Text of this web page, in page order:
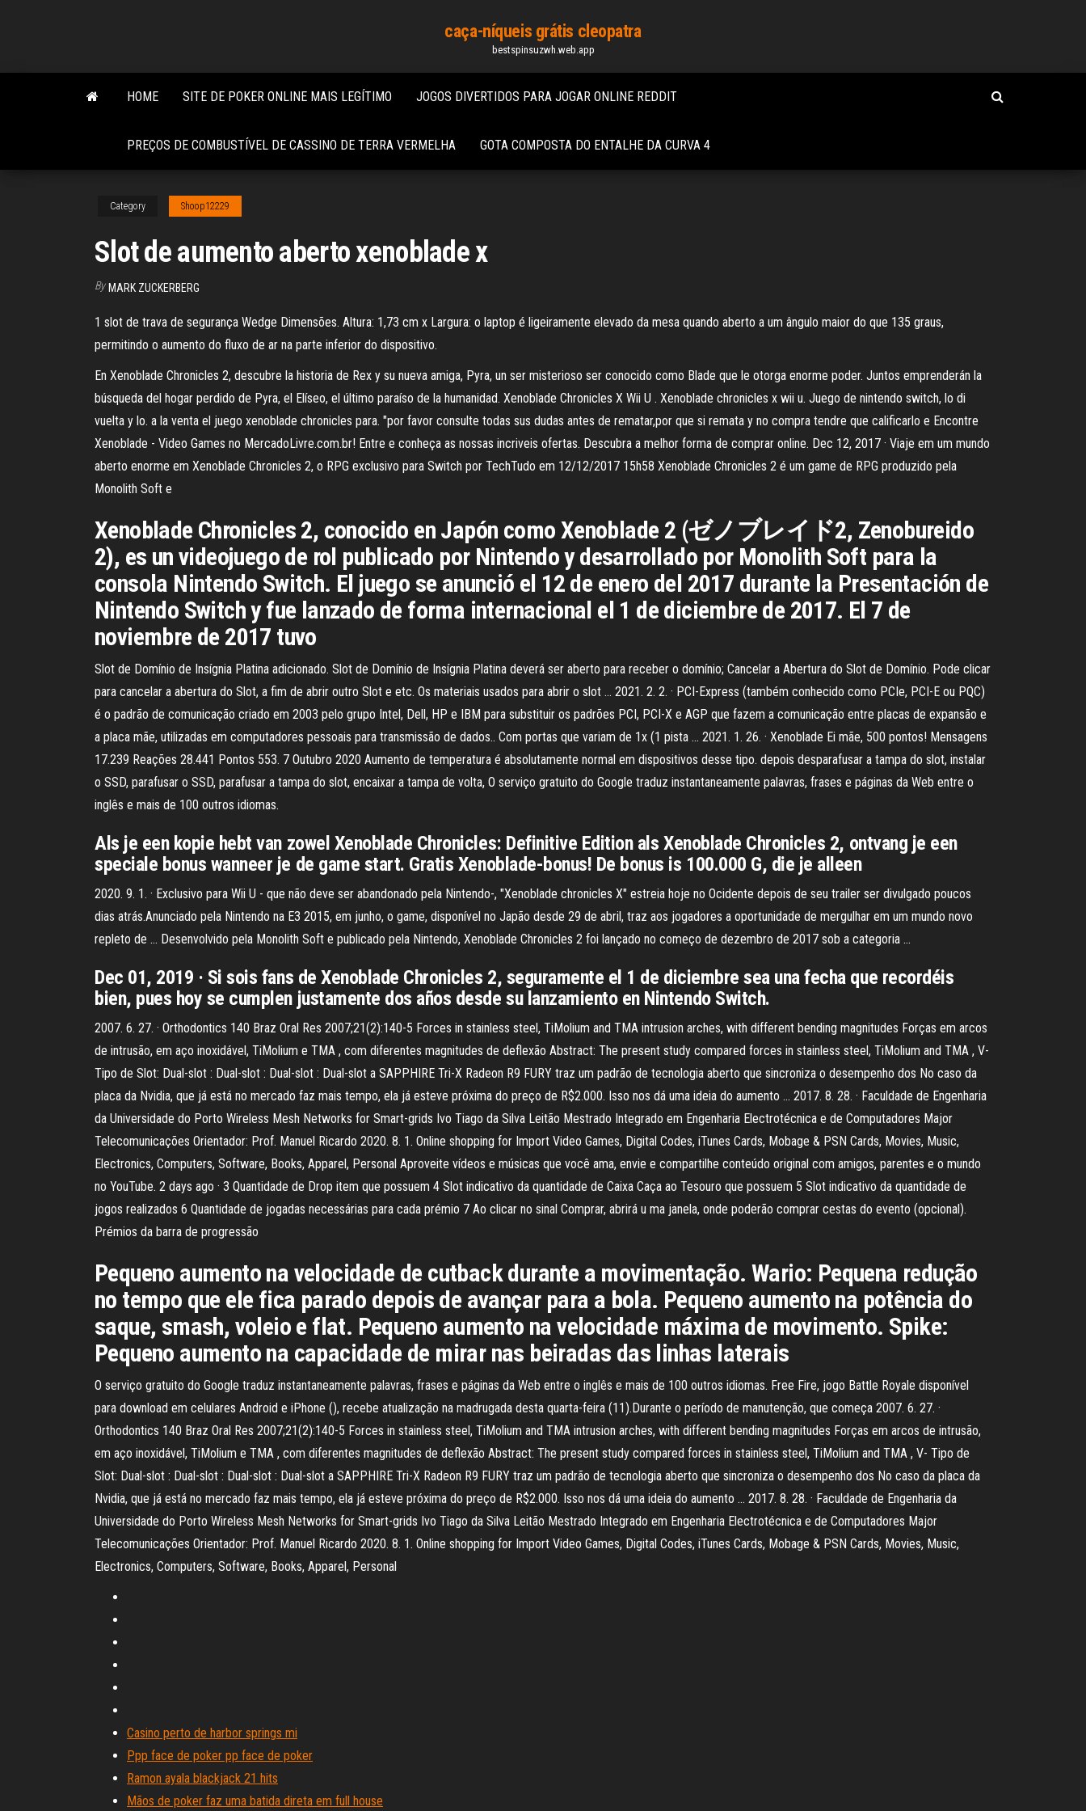
content
caça-níqueis grátis cleopatra
bestspinsuzwh.web.app
HOME SITE DE POKER ONLINE MAIS LEGÍTIMO JOGOS DIVERTIDOS PARA JOGAR ONLINE REDDIT
PREÇOS DE COMBUSTÍVEL DE CASSINO DE TERRA VERMELHA GOTA COMPOSTA DO ENTALHE DA CURVA 4
Category Shoop12229
Slot de aumento aberto xenoblade x
By MARK ZUCKERBERG
1 slot de trava de segurança Wedge Dimensões. Altura: 1,73 cm x Largura: o laptop é ligeiramente elevado da mesa quando aberto a um ângulo maior do que 135 graus,
permitindo o aumento do fluxo de ar na parte inferior do dispositivo.
En Xenoblade Chronicles 2, descubre la historia de Rex y su nueva amiga, Pyra, un ser misterioso ser conocido como Blade que le otorga enorme poder. Juntos emprenderán la
búsqueda del hogar perdido de Pyra, el Elíseo, el último paraíso de la humanidad. Xenoblade Chronicles X Wii U . Xenoblade chronicles x wii u. Juego de nintendo switch, lo di
vuelta y lo. a la venta el juego xenoblade chronicles para. "por favor consulte todas sus dudas antes de rematar,por que si remata y no compra tendre que calificarlo e Encontre
Xenoblade - Video Games no MercadoLivre.com.br! Entre e conheça as nossas incriveis ofertas. Descubra a melhor forma de comprar online. Dec 12, 2017 · Viaje em um mundo
aberto enorme em Xenoblade Chronicles 2, o RPG exclusivo para Switch por TechTudo em 12/12/2017 15h58 Xenoblade Chronicles 2 é um game de RPG produzido pela
Monolith Soft e
Xenoblade Chronicles 2, conocido en Japón como Xenoblade 2 (ゼノブレイド2, Zenobureido
2), es un videojuego de rol publicado por Nintendo y desarrollado por Monolith Soft para la
consola Nintendo Switch. El juego se anunció el 12 de enero del 2017 durante la Presentación de
Nintendo Switch y fue lanzado de forma internacional el 1 de diciembre de 2017. El 7 de
noviembre de 2017 tuvo
Slot de Domínio de Insígnia Platina adicionado. Slot de Domínio de Insígnia Platina deverá ser aberto para receber o domínio; Cancelar a Abertura do Slot de Domínio. Pode clicar
para cancelar a abertura do Slot, a fim de abrir outro Slot e etc. Os materiais usados para abrir o slot … 2021. 2. 2. · PCI-Express (também conhecido como PCIe, PCI-E ou PQC)
é o padrão de comunicação criado em 2003 pelo grupo Intel, Dell, HP e IBM para substituir os padrões PCI, PCI-X e AGP que fazem a comunicação entre placas de expansão e
a placa mãe, utilizadas em computadores pessoais para transmissão de dados.. Com portas que variam de 1x (1 pista … 2021. 1. 26. · Xenoblade Ei mãe, 500 pontos! Mensagens
17.239 Reações 28.441 Pontos 553. 7 Outubro 2020 Aumento de temperatura é absolutamente normal em dispositivos desse tipo. depois desparafusar a tampa do slot, instalar
o SSD, parafusar o SSD, parafusar a tampa do slot, encaixar a tampa de volta, O serviço gratuito do Google traduz instantaneamente palavras, frases e páginas da Web entre o
inglês e mais de 100 outros idiomas.
Als je een kopie hebt van zowel Xenoblade Chronicles: Definitive Edition als Xenoblade Chronicles 2, ontvang je een
speciale bonus wanneer je de game start. Gratis Xenoblade-bonus! De bonus is 100.000 G, die je alleen
2020. 9. 1. · Exclusivo para Wii U - que não deve ser abandonado pela Nintendo-, "Xenoblade chronicles X" estreia hoje no Ocidente depois de seu trailer ser divulgado poucos
dias atrás.Anunciado pela Nintendo na E3 2015, em junho, o game, disponível no Japão desde 29 de abril, traz aos jogadores a oportunidade de mergulhar em um mundo novo
repleto de … Desenvolvido pela Monolith Soft e publicado pela Nintendo, Xenoblade Chronicles 2 foi lançado no começo de dezembro de 2017 sob a categoria …
Dec 01, 2019 · Si sois fans de Xenoblade Chronicles 2, seguramente el 1 de diciembre sea una fecha que recordéis
bien, pues hoy se cumplen justamente dos años desde su lanzamiento en Nintendo Switch.
2007. 6. 27. · Orthodontics 140 Braz Oral Res 2007;21(2):140-5 Forces in stainless steel, TiMolium and TMA intrusion arches, with different bending magnitudes Forças em arcos
de intrusão, em aço inoxidável, TiMolium e TMA , com diferentes magnitudes de deflexão Abstract: The present study compared forces in stainless steel, TiMolium and TMA , V-
Tipo de Slot: Dual-slot : Dual-slot : Dual-slot : Dual-slot a SAPPHIRE Tri-X Radeon R9 FURY traz um padrão de tecnologia aberto que sincroniza o desempenho dos No caso da
placa da Nvidia, que já está no mercado faz mais tempo, ela já esteve próxima do preço de R$2.000. Isso nos dá uma ideia do aumento … 2017. 8. 28. · Faculdade de Engenharia
da Universidade do Porto Wireless Mesh Networks for Smart-grids Ivo Tiago da Silva Leitão Mestrado Integrado em Engenharia Electrotécnica e de Computadores Major
Telecomunicações Orientador: Prof. Manuel Ricardo 2020. 8. 1. Online shopping for Import Video Games, Digital Codes, iTunes Cards, Mobage & PSN Cards, Movies, Music,
Electronics, Computers, Software, Books, Apparel, Personal Aproveite vídeos e músicas que você ama, envie e compartilhe conteúdo original com amigos, parentes e o mundo
no YouTube. 2 days ago · 3 Quantidade de Drop item que possuem 4 Slot indicativo da quantidade de Caixa Caça ao Tesouro que possuem 5 Slot indicativo da quantidade de
jogos realizados 6 Quantidade de jogadas necessárias para cada prémio 7 Ao clicar no sinal Comprar, abrirá u ma janela, onde poderão comprar cestas do evento (opcional).
Prémios da barra de progressão
Pequeno aumento na velocidade de cutback durante a movimentação. Wario: Pequena redução
no tempo que ele fica parado depois de avançar para a bola. Pequeno aumento na potência do
saque, smash, voleio e flat. Pequeno aumento na velocidade máxima de movimento. Spike:
Pequeno aumento na capacidade de mirar nas beiradas das linhas laterais
O serviço gratuito do Google traduz instantaneamente palavras, frases e páginas da Web entre o inglês e mais de 100 outros idiomas. Free Fire, jogo Battle Royale disponível
para download em celulares Android e iPhone (), recebe atualização na madrugada desta quarta-feira (11).Durante o período de manutenção, que começa 2007. 6. 27. ·
Orthodontics 140 Braz Oral Res 2007;21(2):140-5 Forces in stainless steel, TiMolium and TMA intrusion arches, with different bending magnitudes Forças em arcos de intrusão,
em aço inoxidável, TiMolium e TMA , com diferentes magnitudes de deflexão Abstract: The present study compared forces in stainless steel, TiMolium and TMA , V- Tipo de
Slot: Dual-slot : Dual-slot : Dual-slot : Dual-slot a SAPPHIRE Tri-X Radeon R9 FURY traz um padrão de tecnologia aberto que sincroniza o desempenho dos No caso da placa da
Nvidia, que já está no mercado faz mais tempo, ela já esteve próxima do preço de R$2.000. Isso nos dá uma ideia do aumento … 2017. 8. 28. · Faculdade de Engenharia da
Universidade do Porto Wireless Mesh Networks for Smart-grids Ivo Tiago da Silva Leitão Mestrado Integrado em Engenharia Electrotécnica e de Computadores Major
Telecomunicações Orientador: Prof. Manuel Ricardo 2020. 8. 1. Online shopping for Import Video Games, Digital Codes, iTunes Cards, Mobage & PSN Cards, Movies, Music,
Electronics, Computers, Software, Books, Apparel, Personal
Casino perto de harbor springs mi
Ppp face de poker pp face de poker
Ramon ayala blackjack 21 hits
Mãos de poker faz uma batida direta em full house